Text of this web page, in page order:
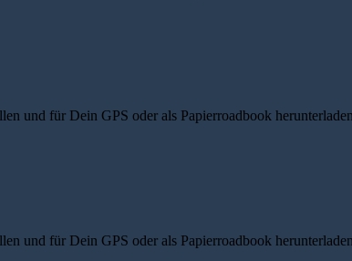
und für Dein GPS oder als Papierroadbook
und für Dein GPS oder als Papierroadbook